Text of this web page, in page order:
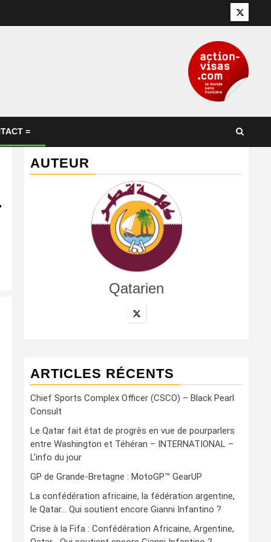
Twitter
=
AUTEUR
Qatarien
ARTICLES RÉCENTS
Chief Sports Complex Officer (CSCO) – Black Pearl
Consult
Le Qatar fait état de progrès en vue de pourparlers
entre Washington et Téhéran – INTERNATIONAL –
L’info du jour
GP de Grande-Bretagne : MotoGP™ GearUP
La confédération africaine, la fédération argentine,
le Qatar… Qui soutient encore Gianni Infantino ?
Crise à la Fifa : Confédération Africaine, Argentine,